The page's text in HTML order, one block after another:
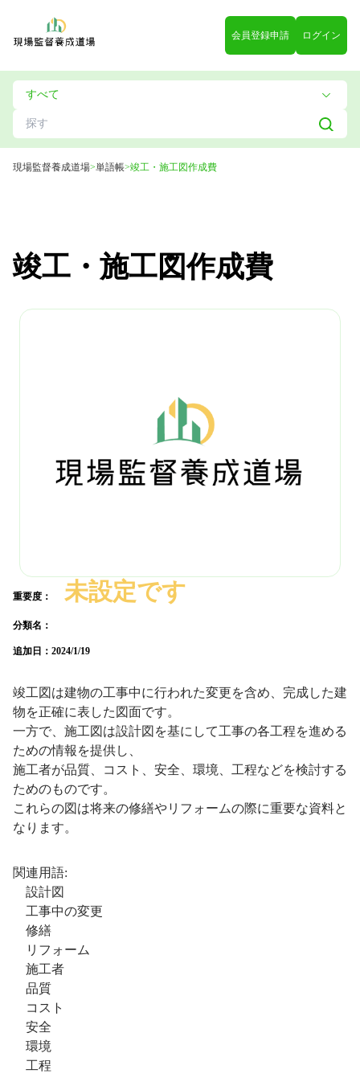
会員登録申請 ログイン
現場監督養成道場>単語帳>竣工・施工図作成費
竣工・施工図作成費
重要度： 未設定です
分類名：
追加日： 2024/1/19
竣工図は建物の工事中に行われた変更を含め、完成した建
物を正確に表した図面です。
一方で、施工図は設計図を基にして工事の各工程を進める
ための情報を提供し、
施工者が品質、コスト、安全、環境、工程などを検討する
ためのものです。
これらの図は将来の修繕やリフォームの際に重要な資料と
なります。
関連用語:
設計図
工事中の変更
修繕
リフォーム
施工者
品質
コスト
安全
環境
工程